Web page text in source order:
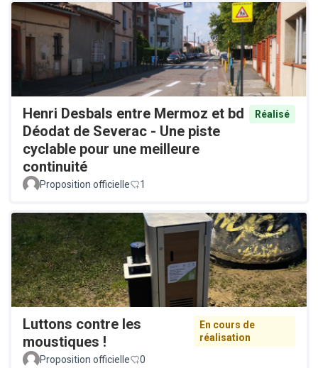
Henri Desbals entre Mermoz et bd
Déodat de Severac - Une piste
cyclable pour une meilleure
continuité
Réalisé
Proposition officielle 1
Luttons contre les
moustiques !
En cours de
réalisation
Proposition officielle
0